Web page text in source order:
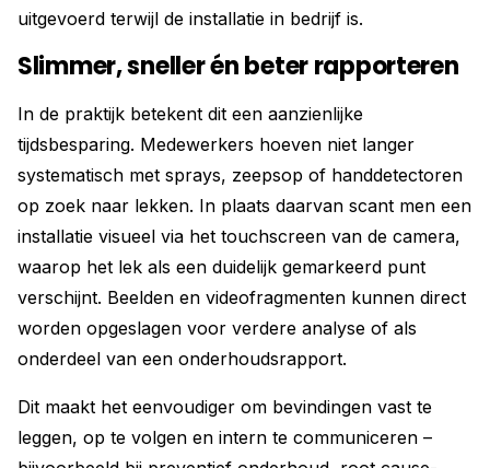
uitgevoerd terwijl de installatie in bedrijf is.
Slimmer, sneller én beter rapporteren
In de praktijk betekent dit een aanzienlijke
tijdsbesparing. Medewerkers hoeven niet langer
systematisch met sprays, zeepsop of handdetectoren
op zoek naar lekken. In plaats daarvan scant men een
installatie visueel via het touchscreen van de camera,
waarop het lek als een duidelijk gemarkeerd punt
verschijnt. Beelden en videofragmenten kunnen direct
worden opgeslagen voor verdere analyse of als
onderdeel van een onderhoudsrapport.
Dit maakt het eenvoudiger om bevindingen vast te
leggen, op te volgen en intern te communiceren –